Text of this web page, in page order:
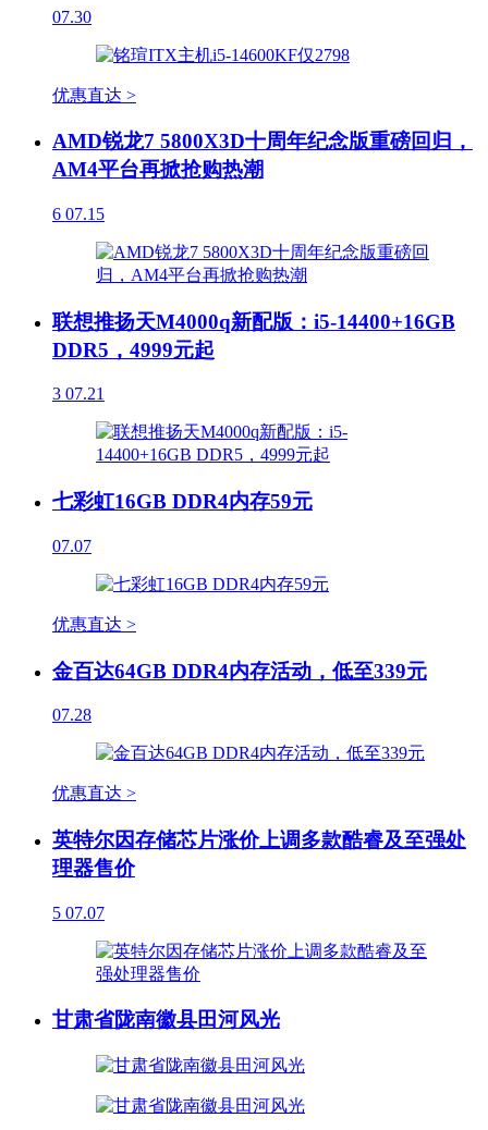
07.30
优惠直达 >
AMD锐龙7 5800X3D十周年纪念版重磅回归，
AM4平台再掀抢购热潮
6 07.15
联想推扬天M4000q新配版：i5-14400+16GB
DDR5，4999元起
3 07.21
七彩虹16GB DDR4内存59元
07.07
优惠直达 >
金百达64GB DDR4内存活动，低至339元
07.28
优惠直达 >
英特尔因存储芯片涨价上调多款酷睿及至强处
理器售价
5 07.07
甘肃省陇南徽县田河风光